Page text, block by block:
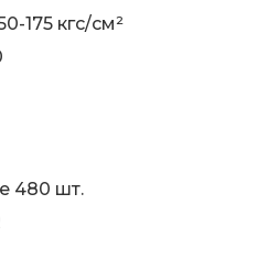
175 кгс/см²
480 шт.